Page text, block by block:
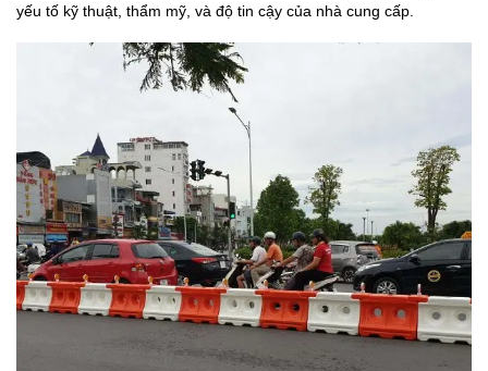
yếu tố kỹ thuật, thẩm mỹ, và độ tin cậy của nhà cung cấp.